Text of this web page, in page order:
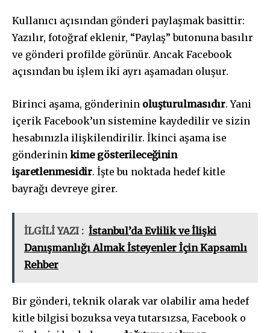
Kullanıcı açısından gönderi paylaşmak basittir:
Yazılır, fotoğraf eklenir, “Paylaş” butonuna basılır
ve gönderi profilde görünür. Ancak Facebook
açısından bu işlem iki ayrı aşamadan oluşur.
Birinci aşama, gönderinin oluşturulmasıdır. Yani
içerik Facebook’un sistemine kaydedilir ve sizin
hesabınızla ilişkilendirilir. İkinci aşama ise
gönderinin kime gösterileceğinin
işaretlenmesidir. İşte bu noktada hedef kitle
bayrağı devreye girer.
İLGİLİ YAZI : İstanbul’da Evlilik ve İlişki
Danışmanlığı Almak İsteyenler İçin Kapsamlı
Rehber
Bir gönderi, teknik olarak var olabilir ama hedef
kitle bilgisi bozuksa veya tutarsızsa, Facebook o